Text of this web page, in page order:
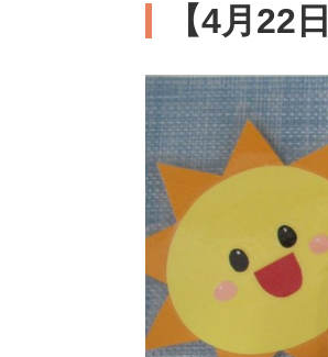
【4月22